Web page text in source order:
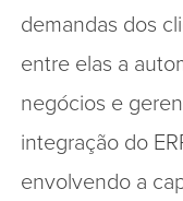
demandas dos
entre elas a
negócios e
integração do
envolvendo a